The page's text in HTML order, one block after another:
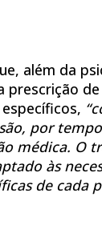
além da
prescrição
por
médica. O
às
de cada